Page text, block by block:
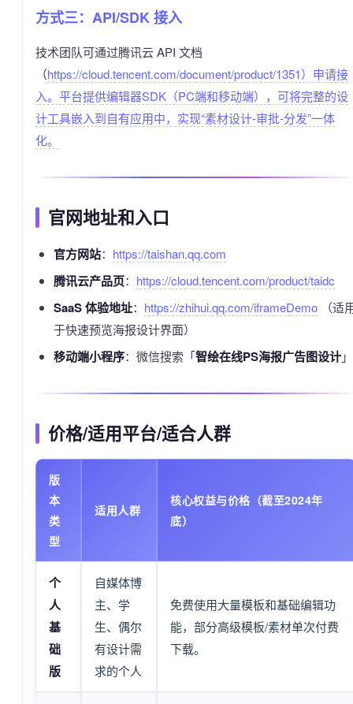
方式三：API/SDK 接入
技术团队可通过腾讯云 API 文档
（https://cloud.tencent.com/document/product/1351）申请接
入。平台提供编辑器SDK（PC端和移动端），可将完整的设
计工具嵌入到自有应用中，实现“素材设计-审批-分发”一体
化。
官网地址和入口
官方网站： https://taishan.qq.com
腾讯云产品页： https://cloud.tencent.com/product/taidc
SaaS 体验地址： https://zhihui.qq.com/iframeDemo（适
于快速预览海报设计界面）
移动端小程序：微信搜索「智绘在线PS海报广告图设计」
价格/适用平台/适合人群
版
本
类
型
适用人群
核心权益与价格（截至2024年
底）
个
人
基
础
版
自媒体博
主、学
生、偶尔
有设计需
求的个人
免费使用大量模板和基础编辑功
能，部分高级模板/素材单次付费
下载。